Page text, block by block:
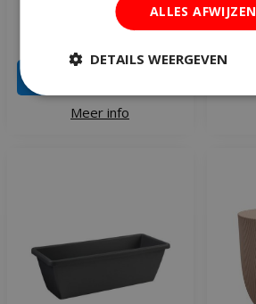
Meer info
ALLES AFWIJZEN
DETAILS WEERGEVEN